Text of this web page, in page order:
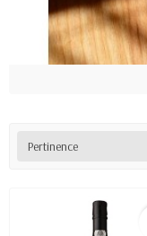
Pertinence